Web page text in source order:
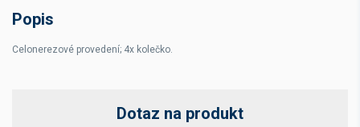
Popis
Celonerezové provedení; 4x kolečko.
Dotaz na produkt